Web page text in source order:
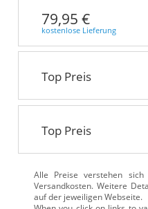
79,95 €
kostenlose Lieferung
Top Preis
Top Preis
Alle Preise verstehen
Versandkosten. Weitere
auf der jeweiligen Webseite.